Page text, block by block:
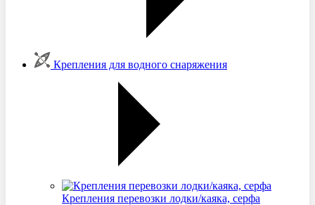
Крепления для водного снаряжения
Крепления перевозки лодки/каяка, серфа